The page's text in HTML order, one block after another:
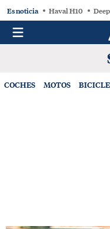
Es noticia Haval H10
COCHES MOTOS